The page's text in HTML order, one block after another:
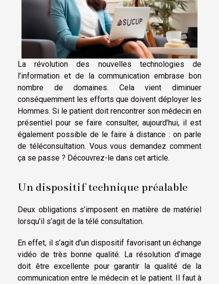
La révolution des nouvelles technologies de
l’information et de la communication embrase bon
nombre de domaines. Cela vient diminuer
conséquemment les efforts que doivent déployer les
Hommes. Si le patient doit rencontrer son médecin en
présentiel pour se faire consulter, aujourd’hui, il est
également possible de le faire à distance : on parle
de téléconsultation. Vous vous demandez comment
ça se passe ? Découvrez-le dans cet article.
Un dispositif technique préalable
Deux obligations s’imposent en matière de matériel
lorsqu’il s’agit de la télé consultation.
En effet, il s’agit d’un dispositif favorisant un échange
vidéo de très bonne qualité. La résolution d’image
doit être excellente pour garantir la qualité de la
communication entre le médecin et le patient. Il faut à